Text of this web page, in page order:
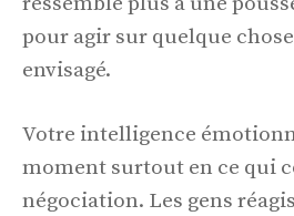
pour agir sur quelque
envisagé.
Votre intelligence
moment surtout en ce qui
négociation. Les gens